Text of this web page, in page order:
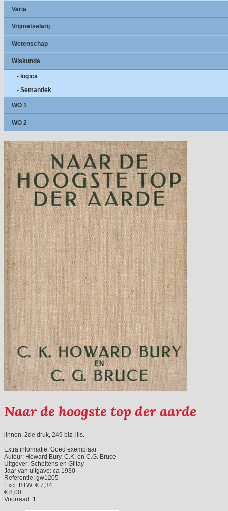
Varia
Vrijmetselarij
Wetenschap
Wiskunde
- logica
- Semantiek
WO 1
WO 2
Naar de hoogste top der aarde
linnen, 2de druk, 249 blz, ills.
Extra informatie: Goed exemplaar
Auteur: Howard Bury, C.K. en C.G. Bruce
Uitgever: Scheltens en Giltay
Jaar van uitgave: ca 1930
Referentie: gw1205
Excl. BTW: € 7,34
€ 8,00
Voorraad: 1